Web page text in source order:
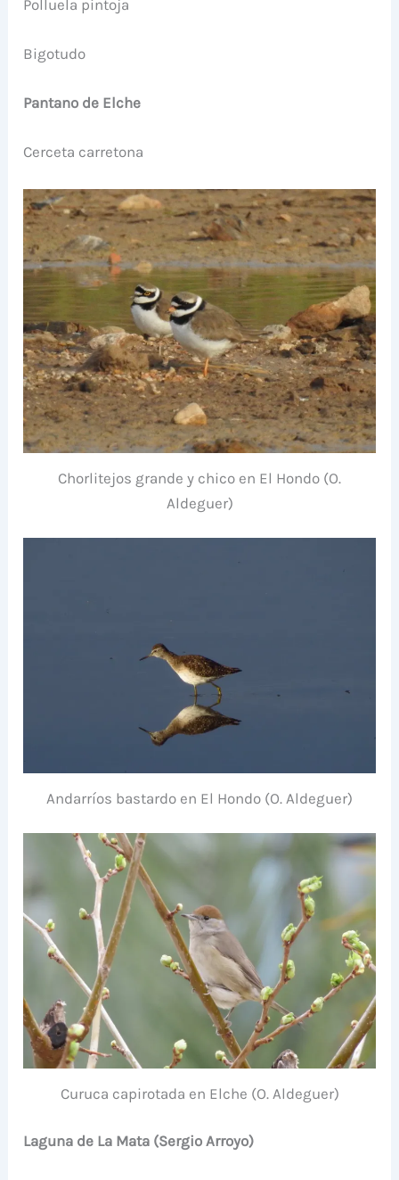
Polluela pintoja
Bigotudo
Pantano de Elche
Cerceta carretona
Chorlitejos grande y chico en El Hondo (O.
Aldeguer)
Andarríos bastardo en El Hondo (O. Aldeguer)
Curuca capirotada en Elche (O. Aldeguer)
Laguna de La Mata (Sergio Arroyo)